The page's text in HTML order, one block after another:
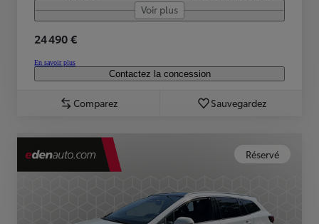
Voir plus
24 490 €
En savoir plus
Contactez la concession
Comparez Sauvegardez
Réservé